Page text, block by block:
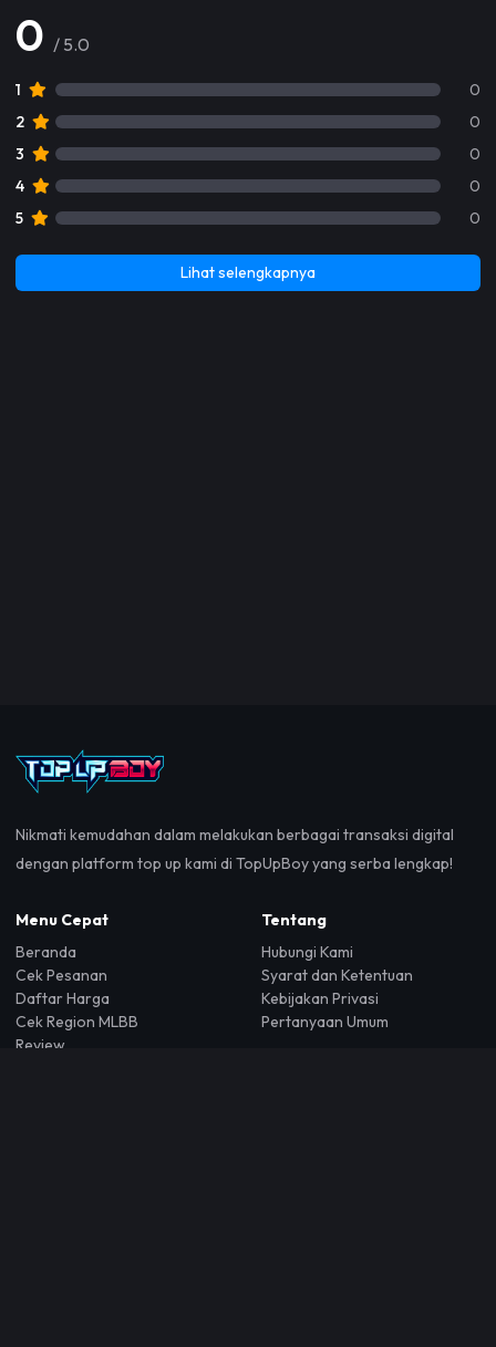
0 / 5.0
1
0
2
0
3
0
4
0
5
0
Lihat selengkapnya
Nikmati kemudahan dalam melakukan berbagai transaksi digital
dengan platform top up kami di TopUpBoy yang serba lengkap!
Menu Cepat
Beranda
Cek Pesanan
Daftar Harga
Cek Region MLBB
Review
Tentang
Hubungi Kami
Syarat dan Ketentuan
Kebijakan Privasi
Pertanyaan Umum